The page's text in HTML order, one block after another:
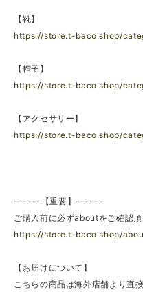
【靴】
https://store.t-baco.shop/
【帽子】
https://store.t-baco.shop/
【アクセサリー】
https://store.t-baco.shop/
------【重要】------
ご購入前に必ずaboutをご確認
https://store.t-baco.shop/
【お届けについて】
こちらの商品は海外店舗より直